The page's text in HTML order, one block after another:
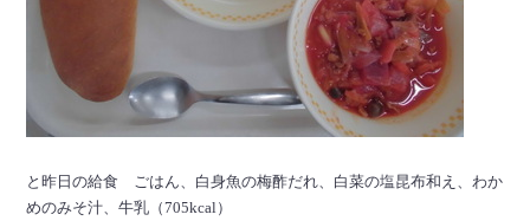
と昨日の給食 ごはん、白身魚の梅酢だれ、白菜の塩昆布和え、わか
めのみそ汁、牛乳（705kcal）